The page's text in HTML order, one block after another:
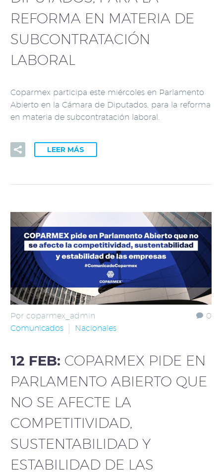
REFORMA EN MATERIA DE
SUBCONTRATACIÓN
LABORAL
Coparmex participa este miércoles en Parlamento
Abierto en la Cámara de Diputados, para la reforma
en materia de subcontratación laboral.
LEER MÁS
0
Por coparmex_admin
Comunicados
Nacionales
12 FEB: COPARMEX PIDE EN
PARLAMENTO ABIERTO QUE
NO SE AFECTE LA
COMPETITIVIDAD,
SUSTENTABILIDAD Y
ESTABILIDAD DE LAS